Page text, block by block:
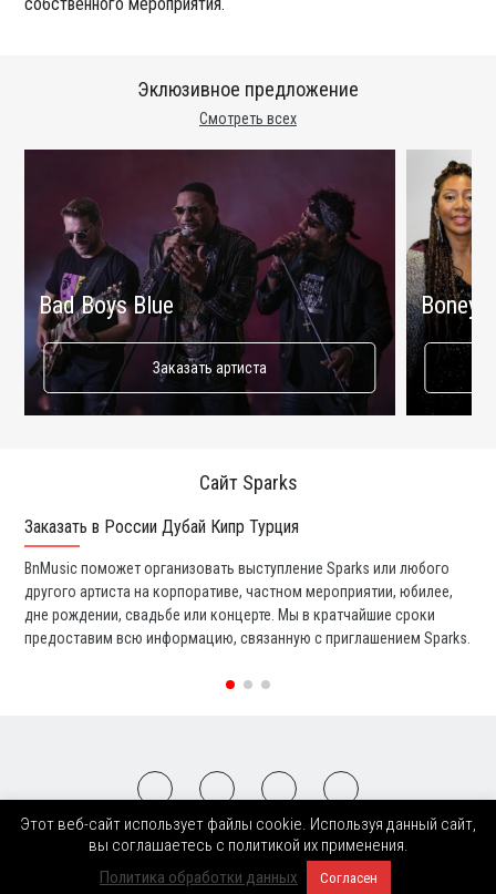
Смотреть всех
Эклюзивное предложение
Bad Boys Blue
Заказать артиста
Boney
Сайт Sparks
Заказать в России Дубай Кипр Турция
BnMusic поможет организовать выступление Sparks или любого
другого артиста на корпоративе, частном мероприятии, юбилее,
дне рождении, свадьбе или концерте. Мы в кратчайшие сроки
предоставим всю информацию, связанную с приглашением Sparks.
2008-2026 © BnMusic All Right Reserved
Этот веб-сайт использует файлы cookie. Используя данный сайт,
вы соглашаетесь с политикой их применения.
Политика обработки данных
Согласен